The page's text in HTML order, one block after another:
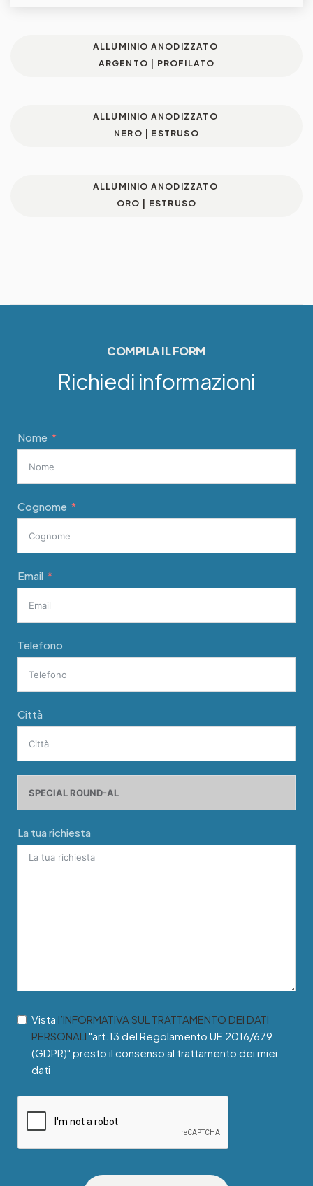
ALLUMINIO ANODIZZATO
ARGENTO | PROFILATO
ALLUMINIO ANODIZZATO
NERO | ESTRUSO
ALLUMINIO ANODIZZATO
ORO | ESTRUSO
Richiedi informazioni
COMPILA IL FORM
Nome
Cognome
Email
Telefono
Città
La tua richiesta
Vista l’INFORMATIVA SUL TRATTAMENTO DEI DATI
PERSONALI "art.13 del Regolamento UE 2016/679
(GDPR)" presto il consenso al trattamento dei miei
dati